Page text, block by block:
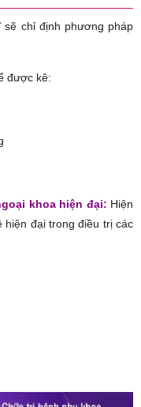
sẽ chỉ định phương pháp
được kê:
khoa hiện đại: Hiện
hiện đại trong điều trị các